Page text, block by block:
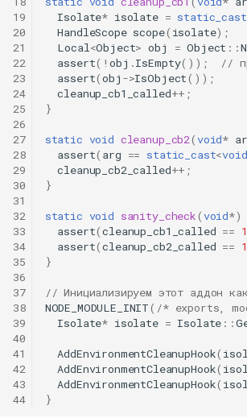
19
20
21
22
23
24
25
26
27
28
29
30
31
32
33
34
35
36
37
38
39
40
41
42
43
44
Isolate* isolate = static_cast
HandleScope scope( isolate);
Local<Object> obj = Object ::
assert( !obj .IsEmpty());
//
assert(obj ->IsObject());
cleanup_cb1_called++ ;
}
static void cleanup_cb2(void*
assert( arg == static_cast<void
cleanup_cb2_called++ ;
}
static void sanity_check(void*)
assert(cleanup_cb1_called == 1
assert(cleanup_cb2_called == 1
}
// Инициализируем этот аддон
NODE_MODULE_INIT( /* exports,
Isolate* isolate = Isolate ::
AddEnvironmentCleanupHook(
AddEnvironmentCleanupHook(
AddEnvironmentCleanupHook(
}